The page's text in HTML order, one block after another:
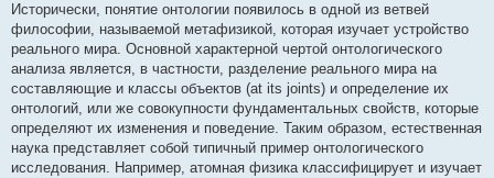
е
н
е
Исторически, понятие онтологии появилось в одной из ветвей
философии, называемой метафизикой, которая изучает устройство
реального мира. Основной характерной чертой онтологического
анализа является, в частности, разделение реального мира на
составляющие и классы объектов (at its joints) и определение их
онтологий, или же совокупности фундаментальных свойств, которые
определяют их изменения и поведение. Таким образом, естественная
наука представляет собой типичный пример онтологического
исследования. Например, атомная физика классифицирует и изучает